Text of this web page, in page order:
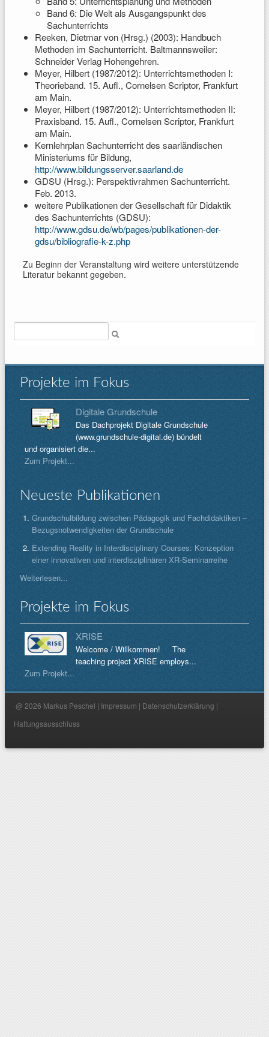
Band 6: Die Welt als Ausgangspunkt des
Sachunterrichts
Reeken, Dietmar von (Hrsg.) (2003): Handbuch
Methoden im Sachunterricht. Baltmannsweiler:
Schneider Verlag Hohengehren.
Meyer, Hilbert (1987/2012): Unterrichtsmethoden I:
Theorieband. 15. Aufl., Cornelsen Scriptor, Frankfurt
am Main.
Meyer, Hilbert (1987/2012): Unterrichtsmethoden II:
Praxisband. 15. Aufl., Cornelsen Scriptor, Frankfurt
am Main.
Kernlehrplan Sachunterricht des saarländischen
Ministeriums für Bildung,
http://www.bildungsserver.saarland.de
GDSU (Hrsg.): Perspektivrahmen Sachunterricht.
Feb. 2013.
weitere Publikationen der Gesellschaft für Didaktik
des Sachunterrichts (GDSU):
http://www.gdsu.de/wb/pages/publikationen-der-
gdsu/bibliografie-k-z.php
Zu Beginn der Veranstaltung wird weitere unterstützende
Literatur bekannt gegeben.
Projekte im Fokus
Digitale Grundschule
Das Dachprojekt Digitale Grundschule
(www.grundschule-digital.de) bündelt
und organisiert die...
Zum Projekt...
Neueste Publikationen
Grundschulbildung zwischen Pädagogik und Fachdidaktiken –
Bezugsnotwendigkeiten der Grundschule
Extending Reality in Interdisciplinary Courses: Konzeption
einer innovativen und interdisziplinären XR-Seminarreihe
Weiterlesen...
Projekte im Fokus
XRISE
Welcome / Willkommen! The
teaching project XRISE employs...
Zum Projekt...
@ 2026 Markus Peschel | Impressum | Datenschutzerklärung |
Haftungsausschluss